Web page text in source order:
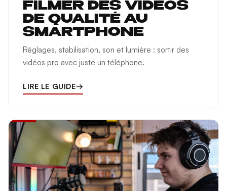
FILMER DES VIDÉOS
DE QUALITÉ AU
SMARTPHONE
Réglages, stabilisation, son et lumière : sortir des
vidéos pro avec juste un téléphone.
LIRE LE GUIDE→